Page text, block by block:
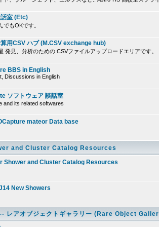
室 (Etc)
でもOKです。
算用CSV ハブ (M.CSV exchange hub)
発見、分析のための CSVファイルアップロードエリアです。
BBS in English
Discussions in English
ソフトウェア 談話室
and its related softwares
mateor Data base
and Cluster Catalog Resources
Shower and Cluster Catalog Resources
New Showers
-- レアオブジェクトギャラリー (Rare Object